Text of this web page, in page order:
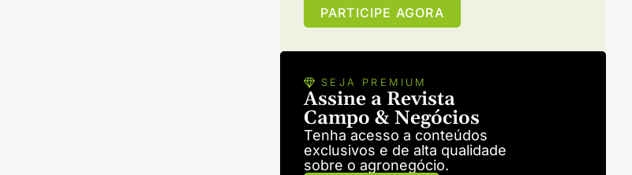
PARTICIPE AGORA
SEJA PREMIUM
Assine a Revista
Campo & Negócios
Tenha acesso a conteúdos
exclusivos e de alta qualidade
sobre o agronegócio.